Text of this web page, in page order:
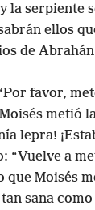
la serpiente
ellos
de
favor,
metió
lepra!
“Vuelve a
Moisés
sana